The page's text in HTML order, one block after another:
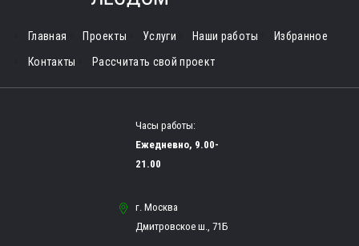
Главная Проекты Услуги Наши работы
Избранное
Контакты
Рассчитать свой проект
Часы работы:
Ежедневно, 9.00-
21.00
г. Москва
Дмитровское ш., 71Б